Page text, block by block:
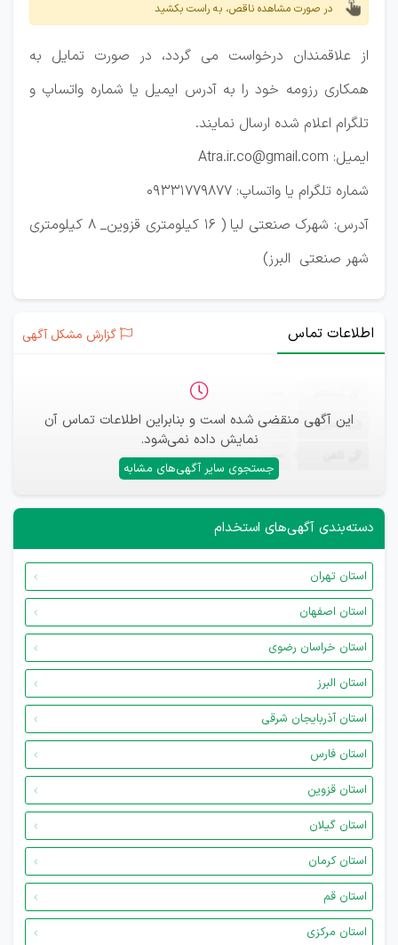
در صورت مشاهده ناقص، به راست بکشید
از علاقمندان درخواست می گردد، در صورت تمایل به
همکاری رزومه خود را به آدرس ایمیل یا شماره واتساپ و
تلگرام اعلام شده ارسال نمایند.
ایمیل: Atra.ir.co@gmail.com
شماره تلگرام یا واتساپ: 09331779877
آدرس: شهرک صنعتی لیا ( ۱۶ کیلومتری قزوین_ ۸ کیلومتری
شهر صنعتی البرز)
اطلاعات تماس گزارش مشکل آگهی
این آگهی منقضی شده است و بنابراین اطلاعات تماس آن
نمایش داده نمی‌شود.
جستجوی سایر آگهی‌های مشابه
ایمیل —
—
دسته‌بندی آگهی‌های استخدام
استان تهران
استان اصفهان
استان خراسان رضوی
استان البرز
استان آذربایجان شرقی
استان فارس
استان قزوین
استان گیلان
استان کرمان
استان قم
استان مرکزی